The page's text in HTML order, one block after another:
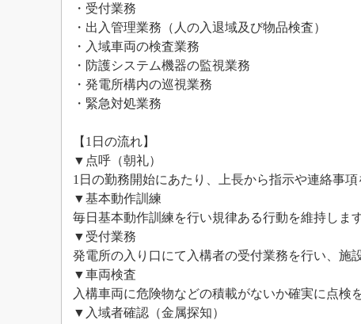
・受付業務
・出入管理業務（人の入退域及び物品検査）
・入域車両の検査業務
・防護システム機器の監視業務
・発電所構内の巡視業務
・緊急対処業務
【1日の流れ】
▼点呼（朝礼）
1日の勤務開始にあたり、上長から指示や連絡事項
▼基本動作訓練
毎日基本動作訓練を行い規律ある行動を維持します
▼受付業務
発電所の入り口にて入構者の受付業務を行い、施
▼車両検査
入構車両に危険物などの積載がないか確実に点検
▼入域者確認（金属探知）